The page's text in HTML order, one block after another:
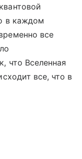
в каждом
все
что Вселенная
все, что в